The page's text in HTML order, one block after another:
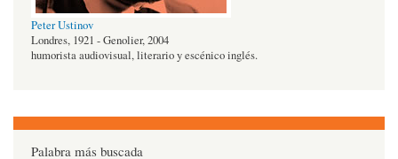
Peter Ustinov
Londres, 1921 - Genolier, 2004
humorista audiovisual, literario y escénico inglés.
Palabra más buscada